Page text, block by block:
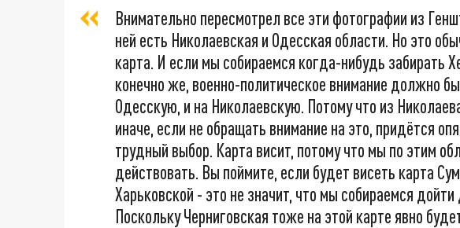
Внимательно пересмотрел все эти фотографии из
ней есть Николаевская и Одесская области. Но это
карта. И если мы собираемся когда-нибудь забирать
конечно же, военно-политическое внимание должно
Одесскую, и на Николаевскую. Потому что из
иначе, если не обращать внимание на это, придётся
трудный выбор. Карта висит, потому что мы по этим
действовать. Вы поймите, если будет висеть карта
Харьковской - это не значит, что мы собираемся дойти
Поскольку Черниговская тоже на этой карте явно